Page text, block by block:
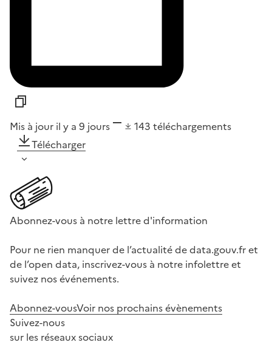
Mis à jour il y a 9 jours 143 téléchargements
Télécharger
Abonnez-vous à notre lettre d'information
Pour ne rien manquer de l’actualité de data.gouv.fr et
de l’open data, inscrivez-vous à notre infolettre et
suivez nos événements.
Abonnez-vousVoir nos prochains évènements
Suivez-nous
sur les réseaux sociaux